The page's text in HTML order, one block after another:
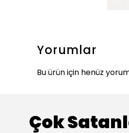
Yorumlar
Bu ürün için henüz
Çok